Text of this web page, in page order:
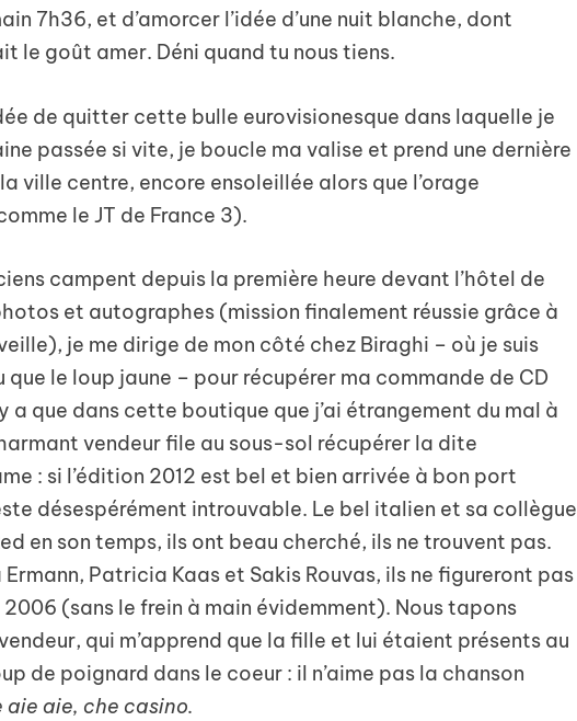
7h36, et d’amorcer l’idée d’une nuit blanche, dont
le goût amer. Déni quand tu nous tiens.
de quitter cette bulle eurovisionesque dans laquelle je
passée si vite, je boucle ma valise et prend une dernière
ville centre, encore ensoleillée alors que l’orage
le JT de France 3).
campent depuis la première heure devant l’hôtel de
et autographes (mission finalement réussie grâce à
je me dirige de mon côté chez Biraghi – où je suis
que le loup jaune – pour récupérer ma commande de CD
a que dans cette boutique que j’ai étrangement du mal à
vendeur file au sous-sol récupérer la dite
: si l’édition 2012 est bel et bien arrivée à bon port
désespérément introuvable. Le bel italien et sa collègue
en son temps, ils ont beau cherché, ils ne trouvent pas.
Patricia Kaas et Sakis Rouvas, ils ne figureront pas
(sans le frein à main évidemment). Nous tapons
qui m’apprend que la fille et lui étaient présents au
de poignard dans le coeur : il n’aime pas la chanson
aie, che casino.